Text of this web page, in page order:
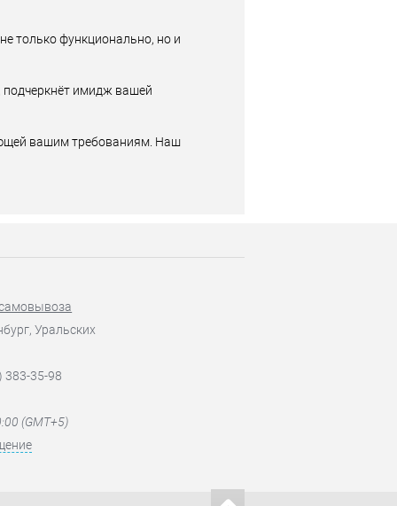
только функционально, но и
подчеркнёт имидж вашей
вашим требованиям. Наш
Уральских
383-35-98
(GMT+5)